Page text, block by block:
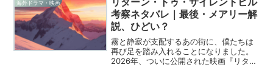
の危機に立...
海外ドラマ・映画
考察ネタバレ｜最後・メアリー解
説、ひどい？
霧と静寂が支配するあの街に、僕たちは
再び足を踏み入れることになりました。
2026年、ついに公開された映画『リター